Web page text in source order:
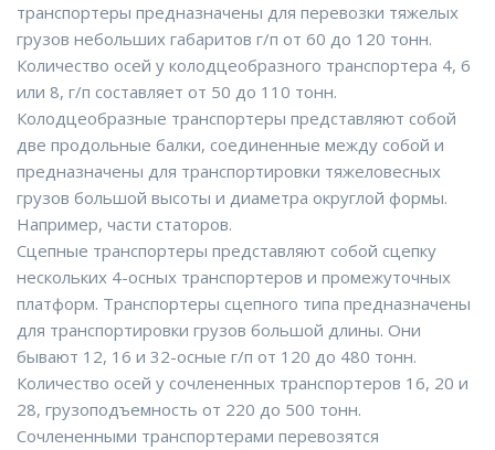
транспортеры предназначены для перевозки тяжелых
грузов небольших габаритов г/п от 60 до 120 тонн.
Количество осей у колодцеобразного транспортера 4, 6
или 8, г/п составляет от 50 до 110 тонн.
Колодцеобразные транспортеры представляют собой
две продольные балки, соединенные между собой и
предназначены для транспортировки тяжеловесных
грузов большой высоты и диаметра округлой формы.
Например, части статоров.
Сцепные транспортеры представляют собой сцепку
нескольких 4-осных транспортеров и промежуточных
платформ. Транспортеры сцепного типа предназначены
для транспортировки грузов большой длины. Они
бывают 12, 16 и 32-осные г/п от 120 до 480 тонн.
Количество осей у сочлененных транспортеров 16, 20 и
28, грузоподъемность от 220 до 500 тонн.
Сочлененными транспортерами перевозятся